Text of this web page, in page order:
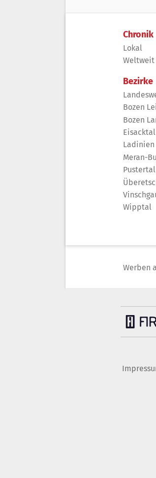
Chronik
Lokal
Weltweit
Bezirke
Bozen
Bozen
Eisacktal
Ladinien
Meran-
Pustertal
Wipptal
Werben